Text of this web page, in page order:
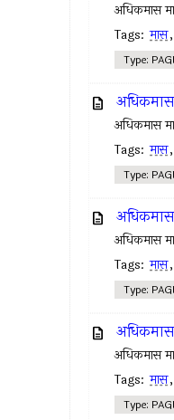
अधिकमास
Tags: मास,
Type:
अधिकमास
अधिकमास
Tags: मास,
Type:
अधिकमास
अधिकमास
Tags: मास,
Type:
अधिकमास
अधिकमास
Tags: मास,
Type: